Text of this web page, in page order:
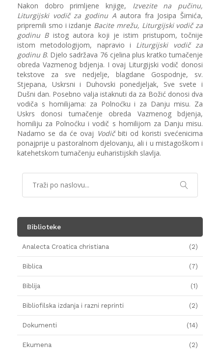
Nakon dobro primljene knjige, Izvezite na pučinu,
Liturgijski vodič za godinu Aautora fra Josipa Šimića,
pripremili smo i izdanje Bacite mrežu, Liturgijski vodič za
godinu Bistog autora koji je istim pristupom, točnije
istom metodologijom, napravio i Liturgijski vodič za
godinu B. Djelo sadržava 76 cjelina plus kratko tumačenje
obreda Vazmenog bdjenja. I ovaj Liturgijski vodič donosi
tekstove za sve nedjelje, blagdane Gospodnje, sv.
Stjepana, Uskrsni i Duhovski ponedjeljak, Sve svete i
Dušni dan. Posebno valja istaknuti da za Božić donosi dva
vodiča s homilijama: za Polnoćku i za Danju misu. Za
Uskrs donosi tumačenje obreda Vazmenog bdjenja,
homiliju za Polnoćku i vodič s homilijom za Danju misu.
Nadamo se da će ovaj Vodičbiti od koristi svećenicima
ponajprije u pastoralnom djelovanju, ali i u mistagoškom i
katehetskom tumačenju euharistijskih slavlja.
Biblioteke
Analecta Croatica christiana (2)
Biblica (7)
Biblija (1)
Bibliofilska izdanja i razni reprinti (2)
Dokumenti (14)
Ekumena (2)